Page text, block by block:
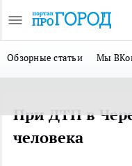
Обзорные статьи Мы
При ДТП в
человека